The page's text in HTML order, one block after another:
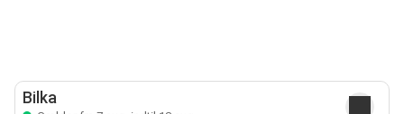
Bilka